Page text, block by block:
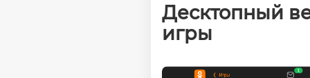
Десктопный
игры